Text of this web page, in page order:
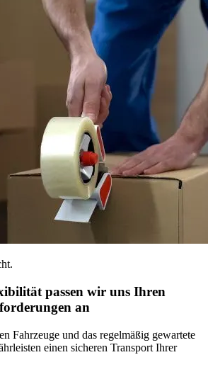
passen wir uns Ihren
an
Fahrzeuge und das regelmäßig gewartete
einen sicheren Transport Ihrer